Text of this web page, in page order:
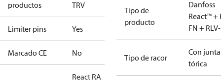
productos TRV
Limiter pins Yes
Marcado CE No
React RA
Tipo de
producto
Danfoss
React™ +
FN +
Tipo de racor
Con junta
tórica